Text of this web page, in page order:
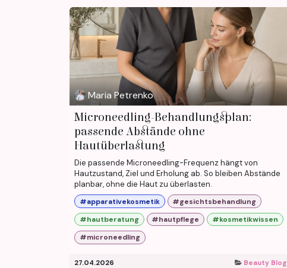
Maria Petrenko
Microneedling-Behandlungsplan:
passende Abstände ohne
Hautüberlastung
Die passende Microneedling-Frequenz hängt von
Hautzustand, Ziel und Erholung ab. So bleiben Abstände
planbar, ohne die Haut zu überlasten.
#apparativekosmetik
#gesichtsbehandlung
#hautberatung
#hautpflege
#kosmetikwissen
#microneedling
27.04.2026 Beauty Blog